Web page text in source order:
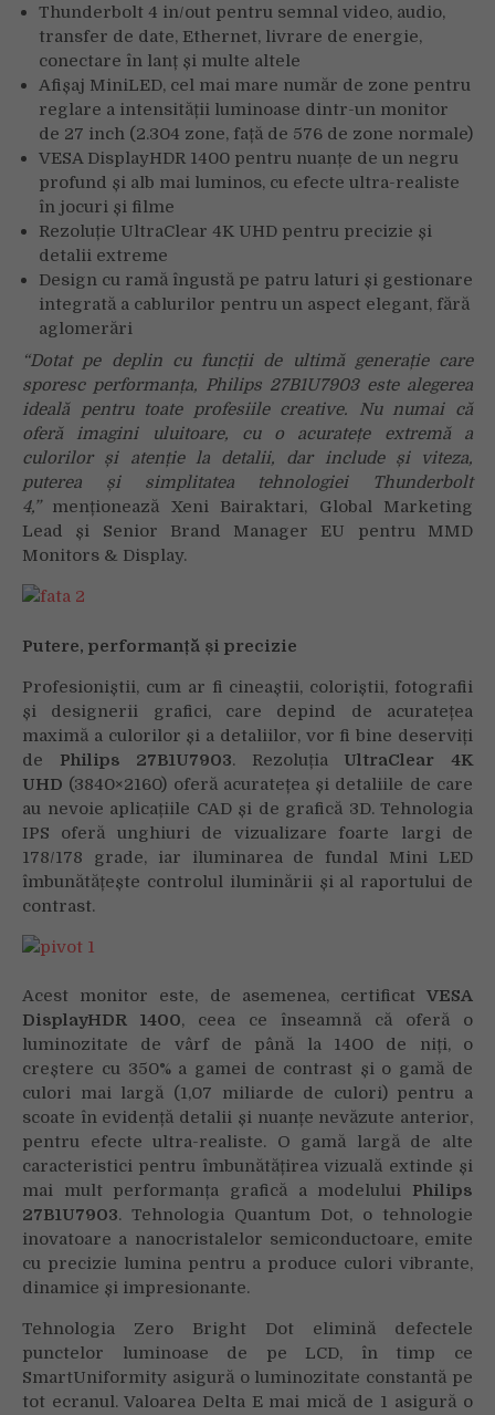
Thunderbolt 4 in/out pentru semnal video, audio,
transfer de date, Ethernet, livrare de energie,
conectare în lanț și multe altele
Afișaj MiniLED, cel mai mare număr de zone pentru
reglare a intensității luminoase dintr-un monitor
de 27 inch (2.304 zone, față de 576 de zone normale)
VESA DisplayHDR 1400 pentru nuanțe de un negru
profund și alb mai luminos, cu efecte ultra-realiste
în jocuri și filme
Rezoluție UltraClear 4K UHD pentru precizie și
detalii extreme
Design cu ramă îngustă pe patru laturi și gestionare
integrată a cablurilor pentru un aspect elegant, fără
aglomerări
“Dotat pe deplin cu funcții de ultimă generație care
sporesc performanța, Philips 27B1U7903 este alegerea
ideală pentru toate profesiile creative. Nu numai că
oferă imagini uluitoare, cu o acuratețe extremă a
culorilor și atenție la detalii, dar include și viteza,
puterea și simplitatea tehnologiei Thunderbolt
4,” menționează Xeni Bairaktari, Global Marketing
Lead și Senior Brand Manager EU pentru MMD
Monitors & Display.
Putere, performanță și precizie
Profesioniștii, cum ar fi cineaștii, coloriștii, fotografii
și designerii grafici, care depind de acuratețea
maximă a culorilor și a detaliilor, vor fi bine deserviți
de Philips 27B1U7903. Rezoluția UltraClear 4K
UHD (3840×2160) oferă acuratețea și detaliile de care
au nevoie aplicațiile CAD și de grafică 3D. Tehnologia
IPS oferă unghiuri de vizualizare foarte largi de
178/178 grade, iar iluminarea de fundal Mini LED
îmbunătățește controlul iluminării și al raportului de
contrast.
Acest monitor este, de asemenea, certificat VESA
DisplayHDR 1400, ceea ce înseamnă că oferă o
luminozitate de vârf de până la 1400 de niți, o
creștere cu 350% a gamei de contrast și o gamă de
culori mai largă (1,07 miliarde de culori) pentru a
scoate în evidență detalii și nuanțe nevăzute anterior,
pentru efecte ultra-realiste. O gamă largă de alte
caracteristici pentru îmbunătățirea vizuală extinde și
mai mult performanța grafică a modelului Philips
27B1U7903. Tehnologia Quantum Dot, o tehnologie
inovatoare a nanocristalelor semiconductoare, emite
cu precizie lumina pentru a produce culori vibrante,
dinamice și impresionante.
Tehnologia Zero Bright Dot elimină defectele
punctelor luminoase de pe LCD, în timp ce
SmartUniformity asigură o luminozitate constantă pe
tot ecranul. Valoarea Delta E mai mică de 1 asigură o